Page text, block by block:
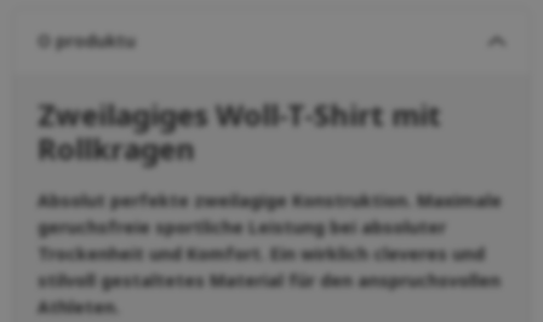
O produktu
Zweilagiges Woll-T-Shirt mit
Rollkragen
Absolut perfekte zweilagige Konstruktion. Maximale
geruchsfreie sportliche Leistung bei absoluter
Trockenheit und Komfort. Ein wirklich cleveres und
stilvoll gestaltetes Material für den anspruchsvollen
Athleten.